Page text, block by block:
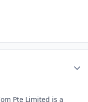
Pte Limited is a